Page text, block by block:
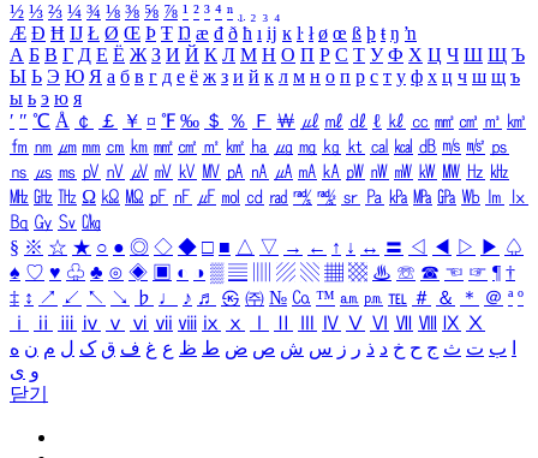
½ ⅓ ⅔ ¼ ¾ ⅛ ⅜ ⅝ ⅞ ¹ ² ³ ⁴ ⁿ ₁ ₂ ₃ ₄
Æ Ð Ħ Ĳ Ł Ø Œ Þ Ŧ Ŋ æ đ ð ħ ı ĳ ĸ ŀ ł ø œ ß þ ŧ ŋ ŉ
А Б В Г Д Е Ё Ж З И Й К Л М Н О П Р С Т У Ф Х Ц Ч Ш Щ Ъ
Ы Ь Э Ю Я а б в г д е ё ж з и й к л м н о п р с т у ф х ц ч ш щ ъ
ы ь э ю я
′ ″ ℃ Å ￠ ￡ ￥ ¤ ℉ ‰ ＄ ％ Ｆ ￦ ㎕ ㎖ ㎗ ℓ ㎘ ㏄ ㎣ ㎤ ㎥ ㎦
㎙ ㎚ ㎛ ㎜ ㎝ ㎞ ㎟ ㎠ ㎡ ㎢ ㏊ ㎍ ㎎ ㎏ ㏏ ㎈ ㎉ ㏈ ㎧ ㎨ ㎰
㎱ ㎲ ㎳ ㎴ ㎵ ㎶ ㎷ ㎸ ㎹ ㎀ ㎁ ㎂ ㎃ ㎄ ㎺ ㎻ ㎽ ㎾ ㎿ ㎐ ㎑
㎒ ㎓ ㎔ Ω ㏀ ㏁ ㎊ ㎋ ㎌ ㏖ ㏅ ㎭ ㎮ ㎯ ㏛ ㎩ ㎪ ㎫ ㎬ ㏝ ㏐
㏓
㏃ ㏉ ㏜ ㏆
§ ※ ☆ ★ ○ ● ◎ ◇ ◆ □ ■ △ ▽ → ← ↑ ↓ ↔ 〓 ◁ ◀ ▷ ▶ ♤
♠ ♡ ♥ ♧ ♣ ⊙ ◈ ▣ ◐ ◑ ▒ ▤ ▨ ▧ ▦ ▩ ♨ ☏ ☎ ☜ ☞ ¶ †
‡ ↕ ↗ ↙ ↖ ↘ ♭ ♩ ♪ ♬ ㉿ ㈜ № ㏇ ™ ㏂ ㏘ ℡ ＃ ＆ ＊ ＠ ª º
ⅰ
ⅱ ⅲ ⅳ ⅴ ⅵ ⅶ ⅷ ⅸ ⅹ Ⅳ Ⅴ Ⅵ Ⅶ Ⅷ Ⅸ Ⅹ
ب ت ث ج ح خ د ذ ر ز س ش ص ض ط ظ ع غ ف ق ک ل م ن ه
و ی
닫기